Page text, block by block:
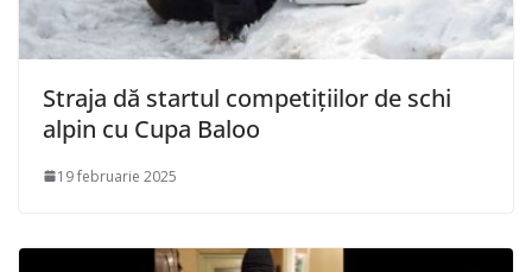
Straja dă startul competițiilor de schi
alpin cu Cupa Baloo
19 februarie 2025